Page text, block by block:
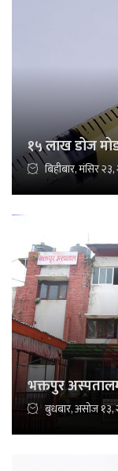
१५ लाख डोज
बिहीबार, मंसिर
भक्तपुर
बुधबार, असोज